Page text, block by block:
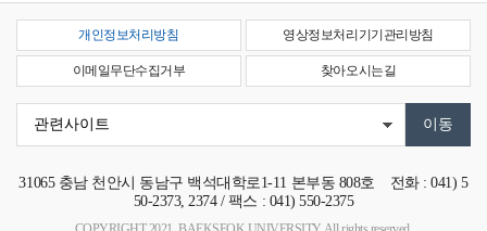
개인정보처리방침 영상정보처리기기관리방침
이메일무단수집거부 찾아오시는길
31065 충남 천안시 동남구 백석대학로1-11 본부동 808호 전화 : 041) 5
50-2373, 2374 / 팩스 : 041) 550-2375